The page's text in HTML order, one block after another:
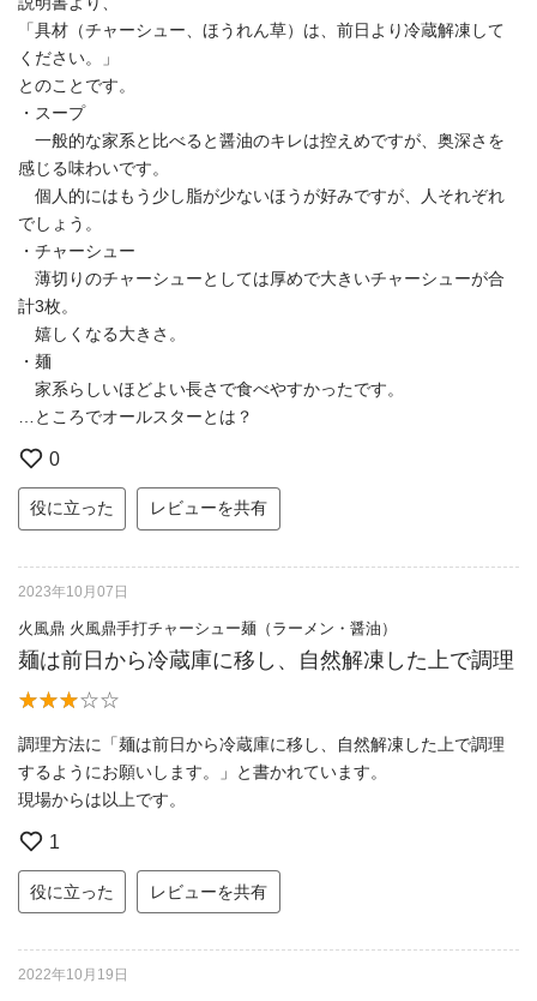
「具材（チャーシュー、ほうれん草）は、前日より冷蔵解凍して
ください。」
とのことです。
・スープ
一般的な家系と比べると醤油のキレは控えめですが、奥深さを
感じる味わいです。
個人的にはもう少し脂が少ないほうが好みですが、人それぞれ
でしょう。
・チャーシュー
薄切りのチャーシューとしては厚めで大きいチャーシューが合
計3枚。
嬉しくなる大きさ。
・麺
家系らしいほどよい長さで食べやすかったです。
…ところでオールスターとは？
0
役に立った レビューを共有
2023年10月07日
火風鼎 火風鼎手打チャーシュー麺（ラーメン・醤油）
麺は前日から冷蔵庫に移し、自然解凍した上で調理
調理方法に「麺は前日から冷蔵庫に移し、自然解凍した上で調理
するようにお願いします。」と書かれています。
現場からは以上です。
1
役に立った レビューを共有
2022年10月19日